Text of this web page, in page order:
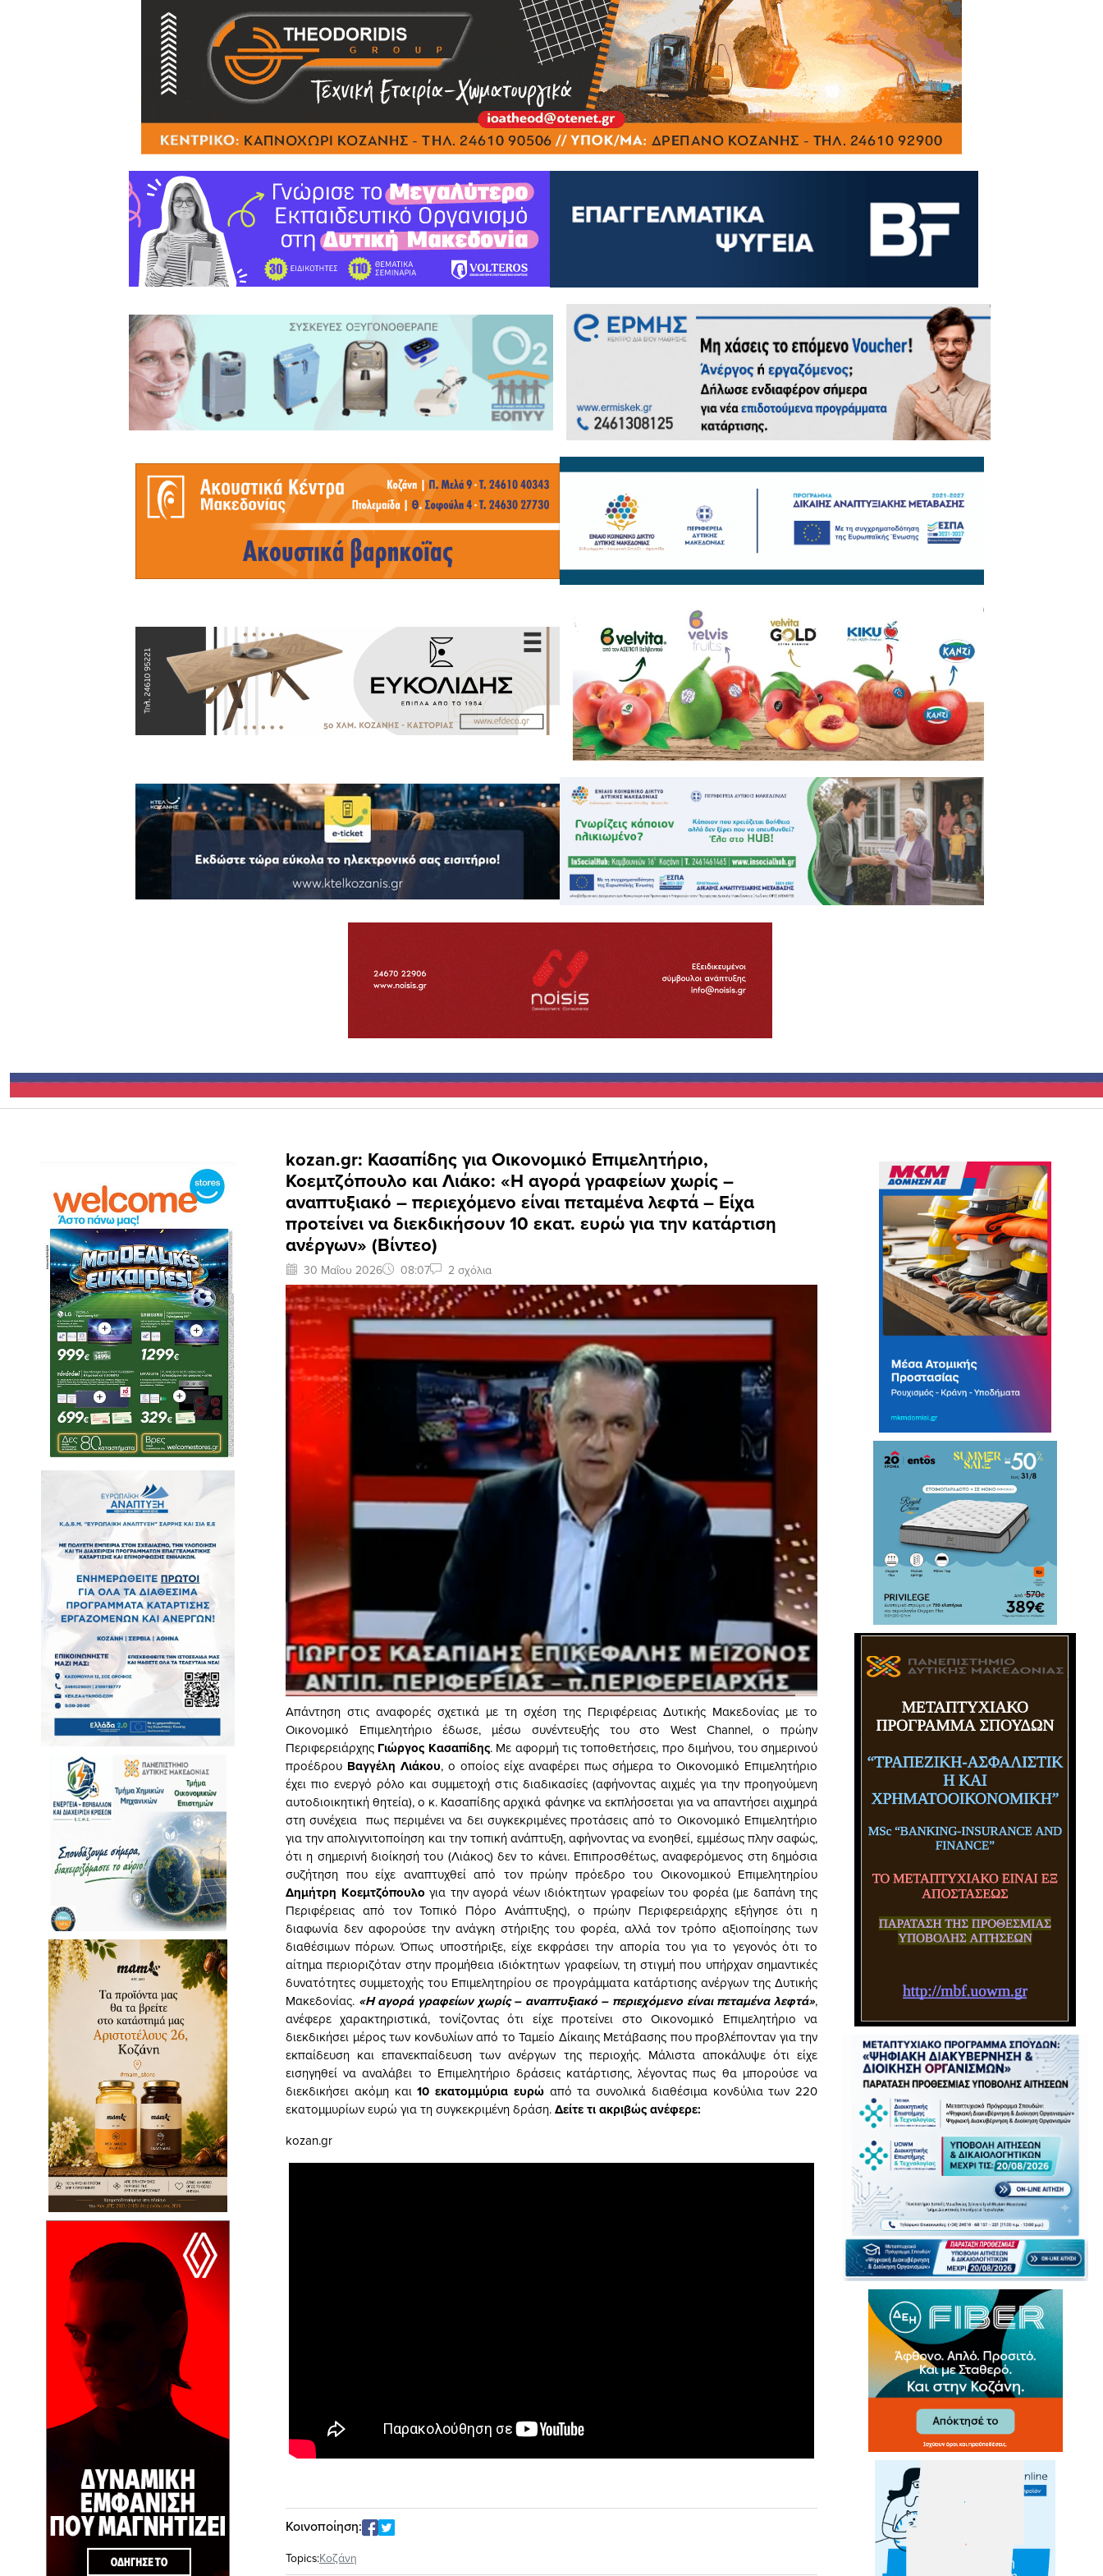
kozan.gr: Κασαπίδης για Οικονομικό Επιμελητήριο,
Κοεμτζόπουλο και Λιάκο: «Η αγορά γραφείων χωρίς –
αναπτυξιακό – περιεχόμενο είναι πεταμένα λεφτά – Είχα
προτείνει να διεκδικήσουν 10 εκατ. ευρώ για την κατάρτιση
ανέργων» (Βίντεο)
30 Μαΐου 2026 08:07 2 σχόλια
Απάντηση στις αναφορές σχετικά με τη σχέση της Περιφέρειας Δυτικής Μακεδονίας με το
Οικονομικό Επιμελητήριο έδωσε, μέσω συνέντευξής του στο West Channel, ο πρώην
Περιφερειάρχης Γιώργος Κασαπίδης. Με αφορμή τις τοποθετήσεις, προ διμήνου, του σημερινού
προέδρου Βαγγέλη Λιάκου, ο οποίος είχε αναφέρει πως σήμερα το Οικονομικό Επιμελητήριο
έχει πιο ενεργό ρόλο και συμμετοχή στις διαδικασίες (αφήνοντας αιχμές για την προηγούμενη
αυτοδιοικητική θητεία), ο κ. Κασαπίδης αρχικά φάνηκε να εκπλήσσεται για να απαντήσει αιχμηρά
στη συνέχεια πως περιμένει να δει συγκεκριμένες προτάσεις από το Οικονομικό Επιμελητήριο
για την απολιγνιτοποίηση και την τοπική ανάπτυξη, αφήνοντας να ενοηθεί, εμμέσως πλην σαφώς,
ότι η σημερινή διοίκησή του (Λιάκος) δεν το κάνει. Επιπροσθέτως, αναφερόμενος στη δημόσια
συζήτηση που είχε αναπτυχθεί από τον πρώην πρόεδρο του Οικονομικού Επιμελητηρίου
Δημήτρη Κοεμτζόπουλο για την αγορά νέων ιδιόκτητων γραφείων του φορέα (με δαπάνη της
Περιφέρειας από τον Τοπικό Πόρο Ανάπτυξης), ο πρώην Περιφερειάρχης εξήγησε ότι η
διαφωνία δεν αφορούσε την ανάγκη στήριξης του φορέα, αλλά τον τρόπο αξιοποίησης των
διαθέσιμων πόρων. Όπως υποστήριξε, είχε εκφράσει την απορία του για το γεγονός ότι το
αίτημα περιοριζόταν στην προμήθεια ιδιόκτητων γραφείων, τη στιγμή που υπήρχαν σημαντικές
δυνατότητες συμμετοχής του Επιμελητηρίου σε προγράμματα κατάρτισης ανέργων της Δυτικής
Μακεδονίας. «Η αγορά γραφείων χωρίς – αναπτυξιακό – περιεχόμενο είναι πεταμένα λεφτά»,
ανέφερε χαρακτηριστικά, τονίζοντας ότι είχε προτείνει στο Οικονομικό Επιμελητήριο να
διεκδικήσει μέρος των κονδυλίων από το Ταμείο Δίκαιης Μετάβασης που προβλέπονταν για την
εκπαίδευση και επανεκπαίδευση των ανέργων της περιοχής. Μάλιστα αποκάλυψε ότι είχε
εισηγηθεί να αναλάβει το Επιμελητήριο δράσεις κατάρτισης, λέγοντας πως θα μπορούσε να
διεκδικήσει ακόμη και10 εκατομμύρια ευρώαπό τα συνολικά διαθέσιμα κονδύλια των 220
εκατομμυρίων ευρώ για τη συγκεκριμένη δράση.Δείτε τι ακριβώς ανέφερε:
kozan.gr
Κοινοποίηση:
Topics:Κοζάνη